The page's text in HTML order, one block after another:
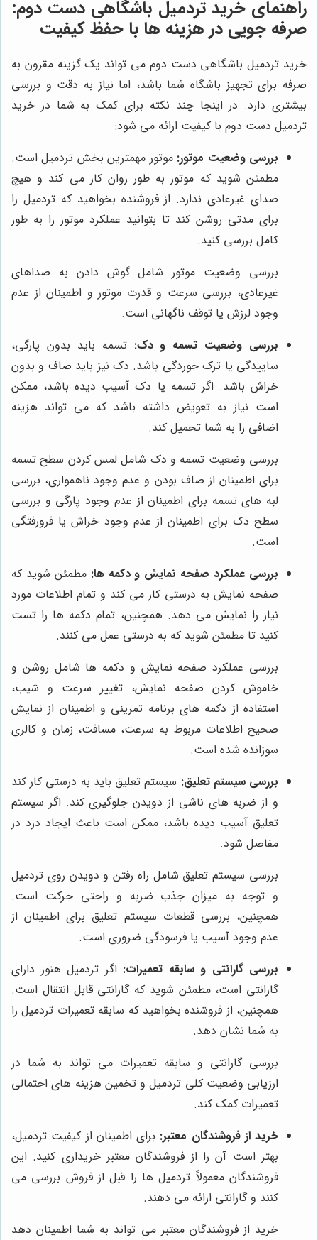
راهنمای خرید تردمیل باشگاهی دست دوم:
صرفه جویی در هزینه ها با حفظ کیفیت
خرید تردمیل باشگاهی دست دوم می تواند یک گزینه مقرون به
صرفه برای تجهیز باشگاه شما باشد، اما نیاز به دقت و بررسی
بیشتری دارد. در اینجا چند نکته برای کمک به شما در خرید
تردمیل دست دوم با کیفیت ارائه می شود:
بررسی وضعیت موتور: موتور مهمترین بخش تردمیل است.
مطمئن شوید که موتور به طور روان کار می کند و هیچ
صدای غیرعادی ندارد. از فروشنده بخواهید که تردمیل را
برای مدتی روشن کند تا بتوانید عملکرد موتور را به طور
کامل بررسی کنید.
بررسی وضعیت موتور شامل گوش دادن به صداهای
غیرعادی، بررسی سرعت و قدرت موتور و اطمینان از عدم
وجود لرزش یا توقف ناگهانی است.
بررسی وضعیت تسمه و دک: تسمه باید بدون پارگی،
ساییدگی یا ترک خوردگی باشد. دک نیز باید صاف و بدون
خراش باشد. اگر تسمه یا دک آسیب دیده باشد، ممکن
است نیاز به تعویض داشته باشد که می تواند هزینه
اضافی را به شما تحمیل کند.
بررسی وضعیت تسمه و دک شامل لمس کردن سطح تسمه
برای اطمینان از صاف بودن و عدم وجود ناهمواری، بررسی
لبه های تسمه برای اطمینان از عدم وجود پارگی و بررسی
سطح دک برای اطمینان از عدم وجود خراش یا فرورفتگی
است.
بررسی عملکرد صفحه نمایش و دکمه ها: مطمئن شوید که
صفحه نمایش به درستی کار می کند و تمام اطلاعات مورد
نیاز را نمایش می دهد. همچنین، تمام دکمه ها را تست
کنید تا مطمئن شوید که به درستی عمل می کنند.
بررسی عملکرد صفحه نمایش و دکمه ها شامل روشن و
خاموش کردن صفحه نمایش، تغییر سرعت و شیب،
استفاده از دکمه های برنامه تمرینی و اطمینان از نمایش
صحیح اطلاعات مربوط به سرعت، مسافت، زمان و کالری
سوزانده شده است.
بررسی سیستم تعلیق: سیستم تعلیق باید به درستی کار کند
و از ضربه های ناشی از دویدن جلوگیری کند. اگر سیستم
تعلیق آسیب دیده باشد، ممکن است باعث ایجاد درد در
مفاصل شود.
بررسی سیستم تعلیق شامل راه رفتن و دویدن روی تردمیل
و توجه به میزان جذب ضربه و راحتی حرکت است.
همچنین، بررسی قطعات سیستم تعلیق برای اطمینان از
عدم وجود آسیب یا فرسودگی ضروری است.
بررسی گارانتی و سابقه تعمیرات: اگر تردمیل هنوز دارای
گارانتی است، مطمئن شوید که گارانتی قابل انتقال است.
همچنین، از فروشنده بخواهید که سابقه تعمیرات تردمیل را
به شما نشان دهد.
بررسی گارانتی و سابقه تعمیرات می تواند به شما در
ارزیابی وضعیت کلی تردمیل و تخمین هزینه های احتمالی
تعمیرات کمک کند.
خرید از فروشندگان معتبر: برای اطمینان از کیفیت تردمیل،
بهتر است آن را از فروشندگان معتبر خریداری کنید. این
فروشندگان معمولاً تردمیل ها را قبل از فروش بررسی می
کنند و گارانتی ارائه می دهند.
خرید از فروشندگان معتبر می تواند به شما اطمینان دهد